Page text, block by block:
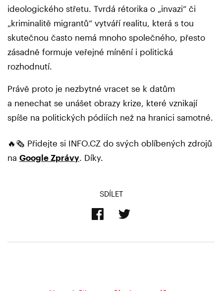
ideologického střetu. Tvrdá rétorika o „invazi“ či
„kriminalitě migrantů“ vytváří realitu, která s tou
skutečnou často nemá mnoho společného, přesto
zásadně formuje veřejné mínění i politická
rozhodnutí.
Právě proto je nezbytné vracet se k datům
a nenechat se unášet obrazy krize, které vznikají
spíše na politických pódiích než na hranici samotné.
🔥🗞️ Přidejte si INFO.CZ do svých oblíbených zdrojů
na Google Zprávy . Díky.
SDÍLET